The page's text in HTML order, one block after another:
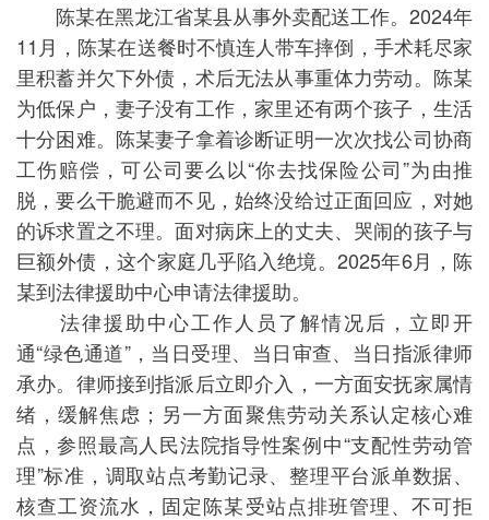
陈某在黑龙江省某县从事外卖配送工作。2024年
11月，陈某在送餐时不慎连人带车摔倒，手术耗尽家
里积蓄并欠下外债，术后无法从事重体力劳动。陈某
为低保户，妻子没有工作，家里还有两个孩子，生活
十分困难。陈某妻子拿着诊断证明一次次找公司协商
工伤赔偿，可公司要么以“你去找保险公司”为由推
脱，要么干脆避而不见，始终没给过正面回应，对她
的诉求置之不理。面对病床上的丈夫、哭闹的孩子与
巨额外债，这个家庭几乎陷入绝境。2025年6月，陈
某到法律援助中心申请法律援助。
法律援助中心工作人员了解情况后，立即开
通“绿色通道”，当日受理、当日审查、当日指派律师
承办。律师接到指派后立即介入，一方面安抚家属情
绪，缓解焦虑；另一方面聚焦劳动关系认定核心难
点，参照最高人民法院指导性案例中“支配性劳动管
理”标准，调取站点考勤记录、整理平台派单数据、
核查工资流水，固定陈某受站点排班管理、不可拒